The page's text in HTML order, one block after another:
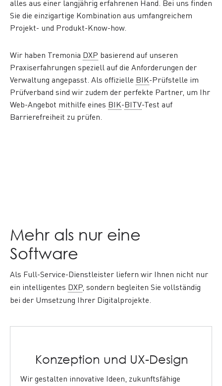
alles aus einer langjährig erfahrenen Hand. Bei uns finden
Sie die einzigartige Kombination aus umfangreichem
Projekt- und Produkt-Know-how.
Wir haben Tremonia DXP basierend auf unseren
Praxiserfahrungen speziell auf die Anforderungen der
Verwaltung angepasst. Als offizielle BIK-Prüfstelle im
Prüfverband sind wir zudem der perfekte Partner, um Ihr
Web-Angebot mithilfe eines BIK-BITV-Test auf
Barrierefreiheit zu prüfen.
Mehr als nur eine
Software
Als Full-Service-Dienstleister liefern wir Ihnen nicht nur
ein intelligentes DXP, sondern begleiten Sie vollständig
bei der Umsetzung Ihrer Digitalprojekte.
Konzeption und UX-Design
Wir gestalten innovative Ideen, zukunftsfähige